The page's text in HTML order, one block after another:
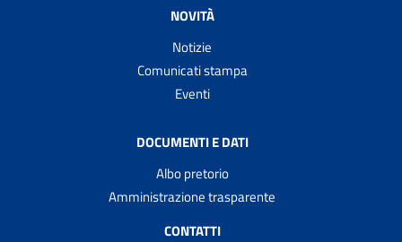
NOVITÀ
Notizie
Comunicati stampa
Eventi
DOCUMENTI E DATI
Albo pretorio
Amministrazione trasparente
CONTATTI